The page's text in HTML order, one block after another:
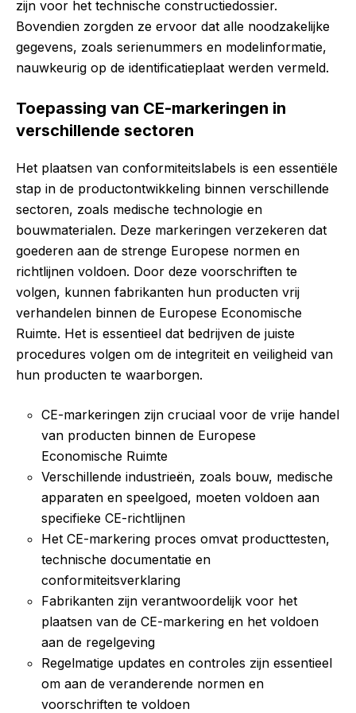
zijn voor het technische constructiedossier.
Bovendien zorgden ze ervoor dat alle noodzakelijke
gegevens, zoals serienummers en modelinformatie,
nauwkeurig op de identificatieplaat werden vermeld.
Toepassing van CE-markeringen in
verschillende sectoren
Het plaatsen van conformiteitslabels is een essentiële
stap in de productontwikkeling binnen verschillende
sectoren, zoals medische technologie en
bouwmaterialen. Deze markeringen verzekeren dat
goederen aan de strenge Europese normen en
richtlijnen voldoen. Door deze voorschriften te
volgen, kunnen fabrikanten hun producten vrij
verhandelen binnen de Europese Economische
Ruimte. Het is essentieel dat bedrijven de juiste
procedures volgen om de integriteit en veiligheid van
hun producten te waarborgen.
CE-markeringen zijn cruciaal voor de vrije handel
van producten binnen de Europese
Economische Ruimte
Verschillende industrieën, zoals bouw, medische
apparaten en speelgoed, moeten voldoen aan
specifieke CE-richtlijnen
Het CE-markering proces omvat producttesten,
technische documentatie en
conformiteitsverklaring
Fabrikanten zijn verantwoordelijk voor het
plaatsen van de CE-markering en het voldoen
aan de regelgeving
Regelmatige updates en controles zijn essentieel
om aan de veranderende normen en
voorschriften te voldoen